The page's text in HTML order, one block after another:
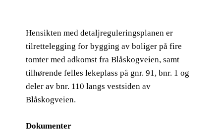
Hensikten med detaljreguleringsplanen er
tilrettelegging for bygging av boliger på fire
tomter med adkomst fra Blåskogveien, samt
tilhørende felles lekeplass på gnr. 91, bnr. 1 og
deler av bnr. 110 langs vestsiden av
Blåskogveien.
Dokumenter